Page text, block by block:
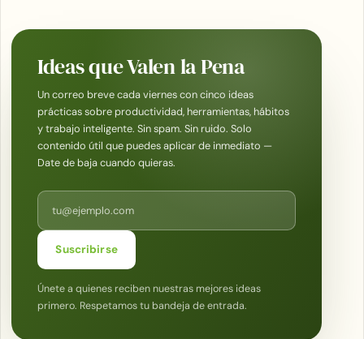
Ideas que Valen la Pena
Un correo breve cada viernes con cinco ideas
prácticas sobre productividad, herramientas, hábitos
y trabajo inteligente. Sin spam. Sin ruido. Solo
contenido útil que puedes aplicar de inmediato —
Date de baja cuando quieras.
Correo electrónico
Suscribirse
Únete a quienes reciben nuestras mejores ideas
primero. Respetamos tu bandeja de entrada.